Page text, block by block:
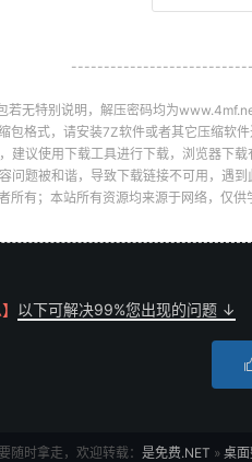
若无特别说明，解压密码均为
包格式，请安装7Z软件或者其它压缩软
建议使用下载工具进行下载，浏览器下
问题被和谐，导致下载链接不可用，遇
所有；本站所有资源均来源于网络，仅供
以下可解决99%您出现的问题 ↓
随时拿走，欢迎转载： 是免费.NET » 桌